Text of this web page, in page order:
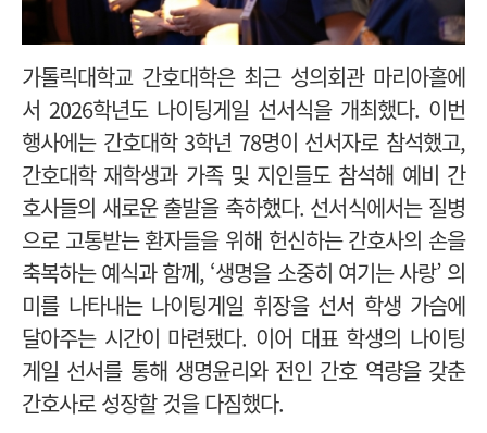
가톨릭대학교 간호대학은 최근 성의회관 마리아홀에
서 2026학년도 나이팅게일 선서식을 개최했다. 이번
행사에는 간호대학 3학년 78명이 선서자로 참석했고,
간호대학 재학생과 가족 및 지인들도 참석해 예비 간
호사들의 새로운 출발을 축하했다. 선서식에서는질병
으로 고통받는 환자들을 위해 헌신하는 간호사의 손을
축복하는 예식과 함께, ‘생명을 소중히 여기는 사랑’ 의
미를 나타내는 나이팅게일 휘장을 선서 학생 가슴에
달아주는 시간이 마련됐다. 이어 대표 학생의 나이팅
게일 선서를 통해 생명윤리와 전인 간호 역량을 갖춘
간호사로 성장할 것을 다짐했다.